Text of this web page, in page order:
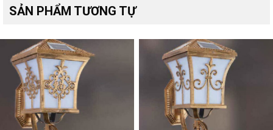
SẢN PHẨM TƯƠNG TỰ